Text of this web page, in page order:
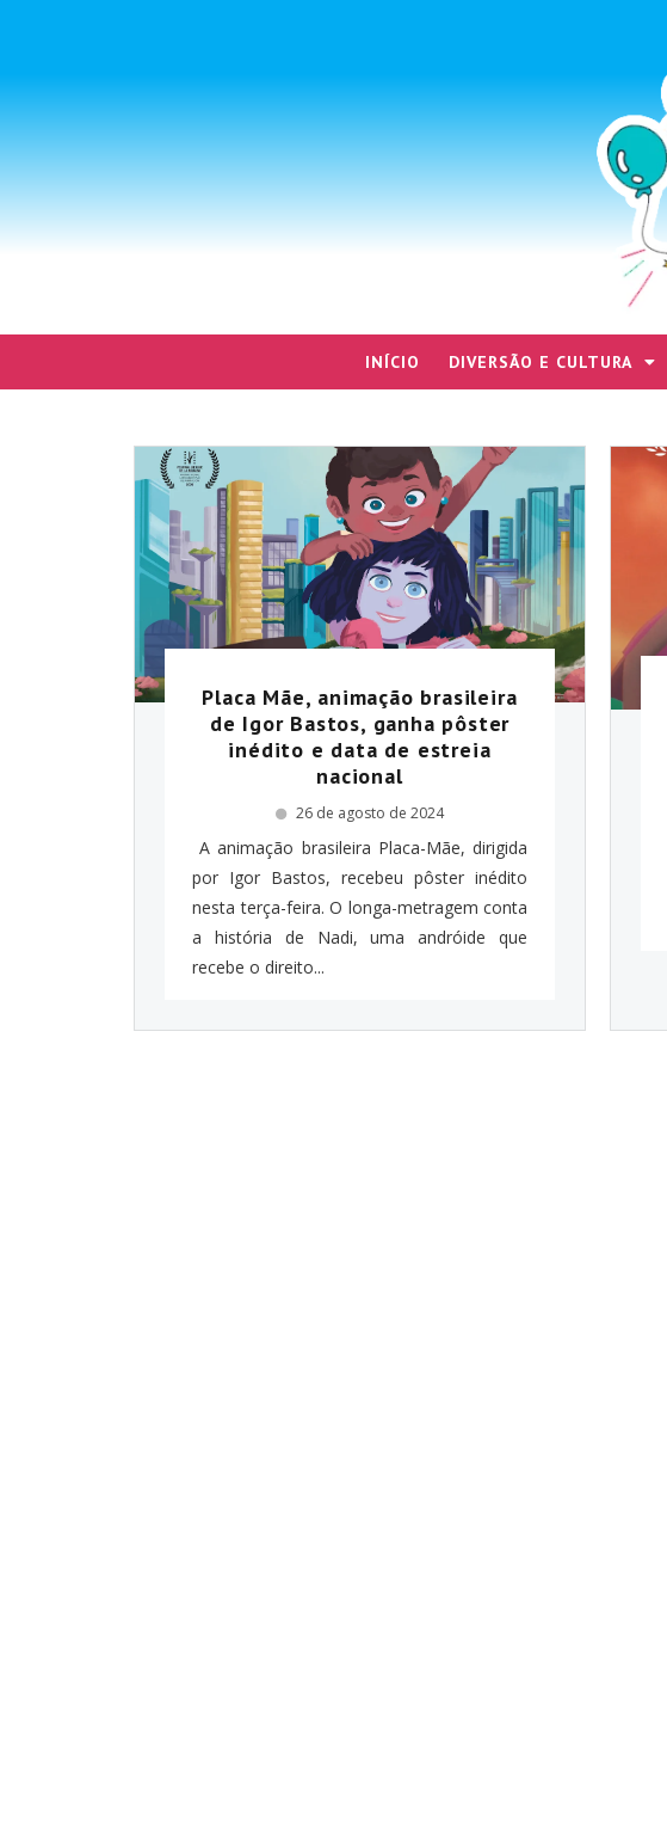
INÍCIO DIVERSÃO E CULTURA
Placa Mãe, animação brasileira
de Igor Bastos, ganha pôster
inédito e data de estreia
nacional
26 de agosto de 2024
A animação brasileira Placa-Mãe, dirigida
por Igor Bastos, recebeu pôster inédito
nesta terça-feira. O longa-metragem conta
a história de Nadi, uma andróide que
recebe o direito...